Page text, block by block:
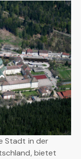
Stadt in der
bietet